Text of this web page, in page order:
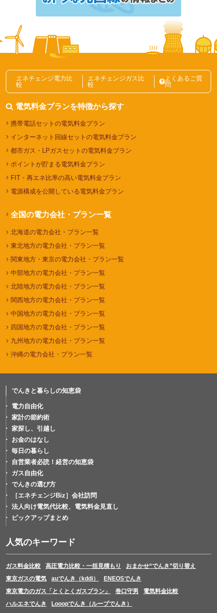
東京で一人暮らしの光熱費は平均いくら？電気代・ガ
電気代の節約、節電テクニック記事一覧
エネチェンジ電力比
較
エネチェンジガス比
較
よくあるご質
問
電気料金プランを特徴から探す
携帯電話セットの電気料金プラン
インターネット回線セットの電気料金プラン
都市ガス・LPガスセットの電気料金プラン
ポイントが貯まる電気料金プラン
FIT・再エネ比率の高い電気料金プラン
電源構成を公開している電気料金プラン
全国の電力会社・プラン一覧
北海道の電力会社・プラン一覧
東北地方の電力会社・プラン一覧
関東地方・東京の電力会社・プラン一覧
中部地方の電力会社・プラン一覧
北陸地方の電力会社・プラン一覧
関西地方の電力会社・プラン一覧
中国地方の電力会社・プラン一覧
四国地方の電力会社・プラン一覧
九州地方の電力会社・プラン一覧
沖縄の電力会社・プラン一覧
でんきと暮らしの知恵袋
電力自由化
家計の節約術
家探し、引越し
お金のはなし
毎日の暮らし
自営業者必読！経営の知恵袋
ガス自由化
でんきの選び方
［エネチェンジBiz］会社訪問
法人向け電気代比較、電気料金見直し
ピックアップまとめ
人気のキーワード
ガス料金比較 高圧電力比較・一括見積もり
おまかせ“でんき”切り替え
東京ガスの電気
auでんき（kddi）
ENEOSでんき
東京電力のガス「とくとくガスプラン」
巻口守男
電気料金比較
ハルエネでんき
Looopでんき（ループでんき）